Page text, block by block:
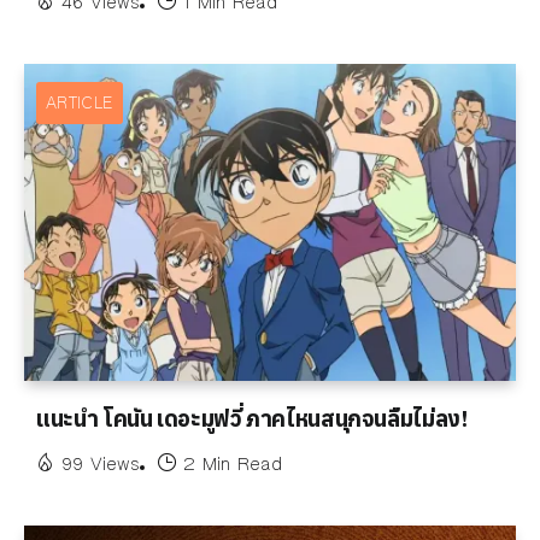
ARTICLE
แนะนำ โคนัน เดอะมูฟวี่ ภาคไหนสนุกจนลืมไม่ลง!
99 Views 2 Min Read